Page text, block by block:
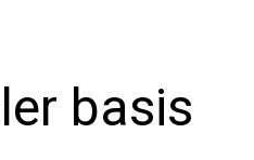
basis